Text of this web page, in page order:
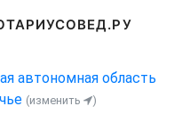
автономная область
(изменить )